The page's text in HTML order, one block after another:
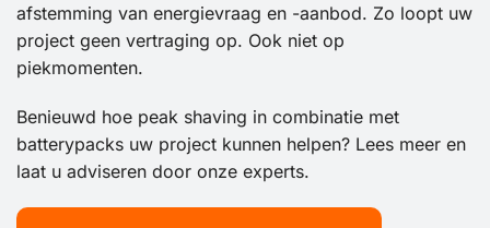
afstemming van energievraag en -aanbod. Zo loopt uw
project geen vertraging op. Ook niet op
piekmomenten.
Benieuwd hoe peak shaving in combinatie met
batterypacks uw project kunnen helpen? Lees meer en
laat u adviseren door onze experts.